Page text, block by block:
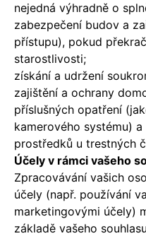
nejedná výhradně o
zabezpečení budov a
přístupu), pokud
starostlivosti;
získání a udržení
zajištění a ochrany
příslušných opatření
kamerového systému)
prostředků u trestných
Účely v rámci vašeho
Zpracovávání vašich
účely (např. používání
marketingovými účely)
základě vašeho